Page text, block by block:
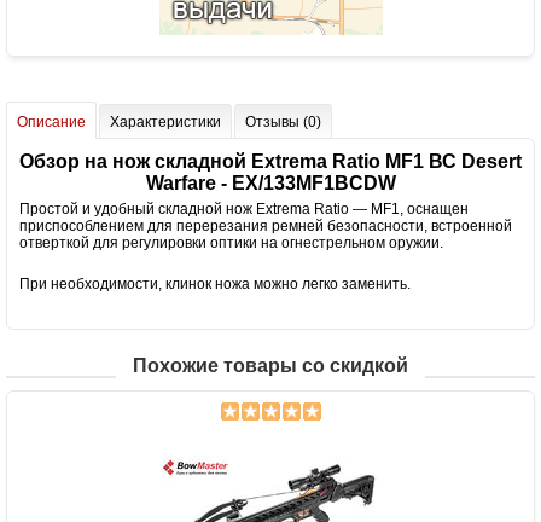
Описание Характеристики Отзывы (0)
Обзор на нож складной Extrema Ratio MF1 ВС Desert
Warfare - EX/133MF1BCDW
Простой и удобный складной нож Extrema Ratio — MF1, оснащен
приспособлением для перерезания ремней безопасности, встроенной
отверткой для регулировки оптики на огнестрельном оружии.
При необходимости, клинок ножа можно легко заменить.
Похожие товары со скидкой